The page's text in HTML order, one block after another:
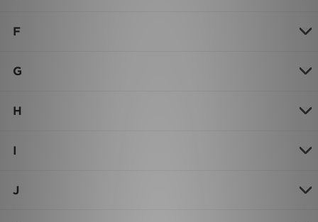
F
G
H
I
J